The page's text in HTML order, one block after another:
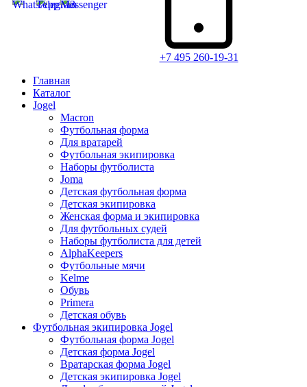
+7 495 260-19-31
Главная
Каталог
Jogel
Macron
Футбольная форма
Для вратарей
Футбольная экипировка
Наборы футболиста
Joma
Детская футбольная форма
Детская экипировка
Женская форма и экипировка
Для футбольных судей
Наборы футболиста для детей
AlphaKeepers
Футбольные мячи
Kelme
Обувь
Primera
Детская обувь
Футбольная экипировка Jogel
Футбольная форма Jogel
Детская форма Jogel
Вратарская форма Jogel
Детская экипировка Jogel